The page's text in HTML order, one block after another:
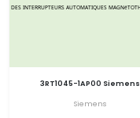
3RT1045-1AP00 Siemens
Siemens